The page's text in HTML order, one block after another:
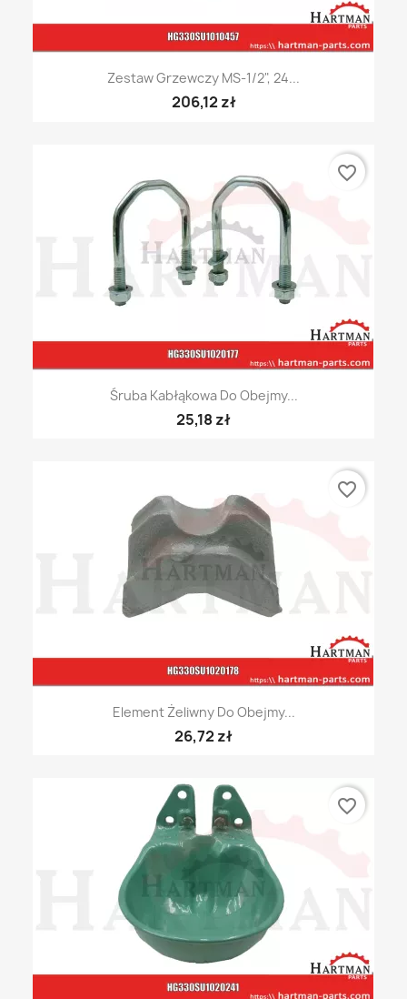
Zestaw Grzewczy MS-1/2", 24...
206,12 zł
Śruba Kabłąkowa Do Obejmy...
25,18 zł
favorite_border
Element Żeliwny Do Obejmy...
26,72 zł
favorite_border
favorite_border